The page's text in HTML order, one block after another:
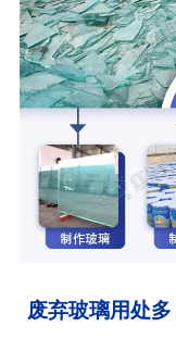
废弃玻璃用处